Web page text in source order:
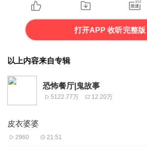
打开APP 收听完整版
以上内容来自专辑
恐怖餐厅|鬼故事
5122.77万 12.20万
皮衣婆婆
2960 21:51